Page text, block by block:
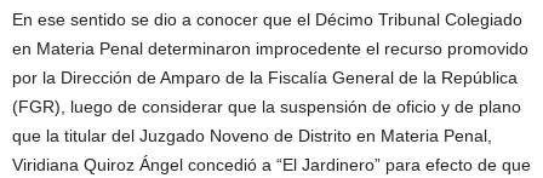
En ese sentido se dio a conocer que el Décimo Tribunal Colegiado
en Materia Penal determinaron improcedente el recurso promovido
por la Dirección de Amparo de la Fiscalía General de la República
(FGR), luego de considerar que la suspensión de oficio y de plano
que la titular del Juzgado Noveno de Distrito en Materia Penal,
Viridiana Quiroz Ángel concedió a “El Jardinero” para efecto de que